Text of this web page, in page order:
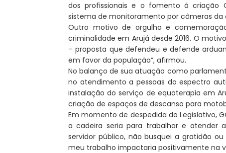
dos profissionais e o fomento à criação
sistema de monitoramento por câmeras
Outro motivo de orgulho e
criminalidade em Arujá desde 2016. O
– proposta que defendeu e defende
em favor da população”, afirmou.
No balanço de sua atuação como
no atendimento a pessoas do espectro
instalação do serviço de equoterapia em
criação de espaços de descanso para
Em momento de despedida do Legislativo,
a cadeira seria para trabalhar e atender
servidor público, não busquei a gratidão
meu trabalho impactaria positivamente na